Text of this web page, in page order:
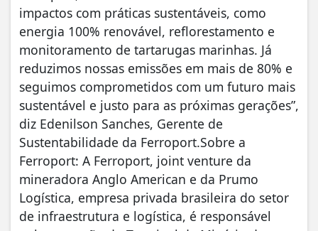
impactos com práticas sustentáveis, como
energia 100% renovável, reflorestamento e
monitoramento de tartarugas marinhas. Já
reduzimos nossas emissões em mais de 80% e
seguimos comprometidos com um futuro mais
sustentável e justo para as próximas gerações”,
diz Edenilson Sanches, Gerente de
Sustentabilidade da Ferroport.Sobre a
Ferroport: A Ferroport, joint venture da
mineradora Anglo American e da Prumo
Logística, empresa privada brasileira do setor
de infraestrutura e logística, é responsável